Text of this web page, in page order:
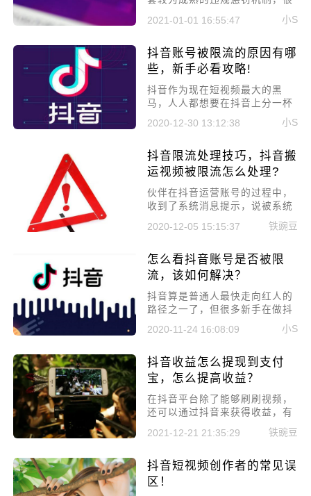
多新人在刚接触抖音时，自己已
经违规了也不知道，只知道作品
己的抖音账号是否被限流，该怎
么解决?下面我们来详细解答。
2021-01-01 16:55:47 小S
抖音账号被限流的原因有哪
些，新手必看攻略!
抖音作为现在短视频最大的黑
马，人人都想要在抖音上分一杯
羹，但想要运营好抖音确实没那
么容易，很多人在这过程中常常
说说抖音账号被限流的原因有哪
些?
2020-12-30 13:12:38 小S
抖音限流处理技巧，抖音搬
运视频被限流怎么处理?
伙伴在抖音运营账号的过程中，
收到了系统消息提示，说被系统
识别到搬运视频太多，减少抖音
视频推荐账号评级的通知，今天
技巧，抖音搬运视频被限流怎么
处理?
2020-12-05 15:15:37 铁豌豆
怎么看抖音账号是否被限
流，该如何解决？
抖音算是普通人最快走向红人的
路径之一了，但很多新手在做抖
音一段时间后，原本有比较不错
的播放量，后来慢慢的就没有播
系统限流了，那么怎么看抖音账
号是否被限流，又该如何解决?
2020-11-24 16:08:09 小S
抖音收益怎么提现到支付
宝，怎么提高收益？
在抖音平台除了能够刷刷视频，
还可以通过抖音来获得收益，有
了收益之后便可以提现到自己的
支付宝账号中，那么抖音收益怎
2021-12-21 21:35:29 铁豌豆
抖音短视频创作者的常见误
区！